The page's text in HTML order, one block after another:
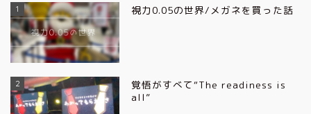
1 視力0.05の世界/メガネを買った話
2
覚悟がすべて“The readiness is
all”